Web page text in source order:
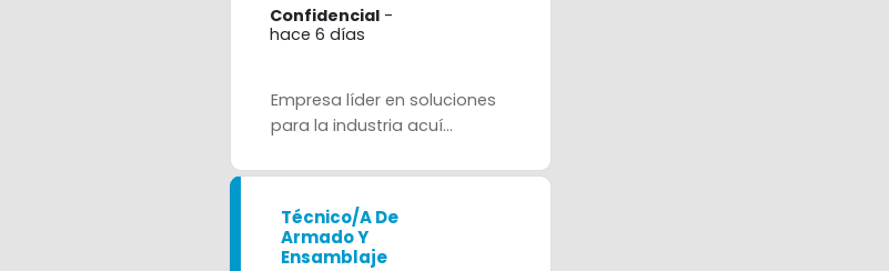
Confidencial -
hace 6 días
Empresa líder en soluciones
para la industria acuí...
Técnico/a De
Armado Y
Ensamblaje